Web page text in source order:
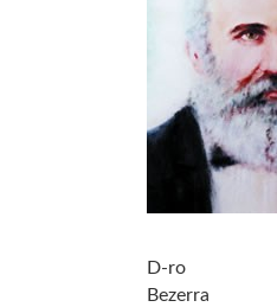
D-ro
Bezerra